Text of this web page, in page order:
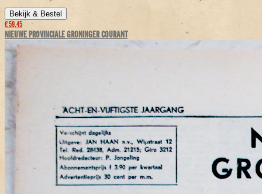
Bekijk & Bestel
€ 59,45
NIEUWE PROVINCIALE GRONINGER COURANT